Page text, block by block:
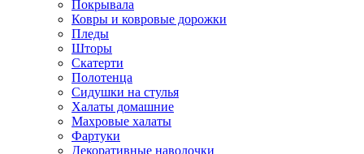
Покрывала
Ковры и ковровые дорожки
Пледы
Шторы
Скатерти
Полотенца
Сидушки на стулья
Халаты домашние
Махровые халаты
Фартуки
Декоративные наволочки